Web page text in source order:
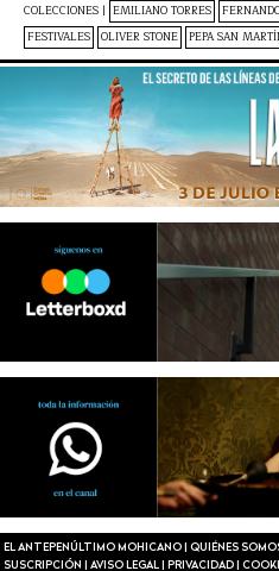
COLECCIONES | EMILIANO TORRES
FESTIVALES OLIVER STONE PEPA SAN
EL ANTEPENÚLTIMO MOHICANO QUIÉNES
SUSCRIPCIÓN
AVISO LEGAL PRIVACIDAD|